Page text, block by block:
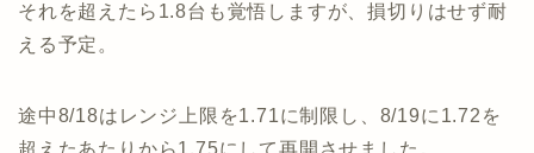
それを超えたら1.8台も覚悟しますが、損切りはせず耐
える予定。
途中8/18はレンジ上限を1.71に制限し、8/19に1.72を